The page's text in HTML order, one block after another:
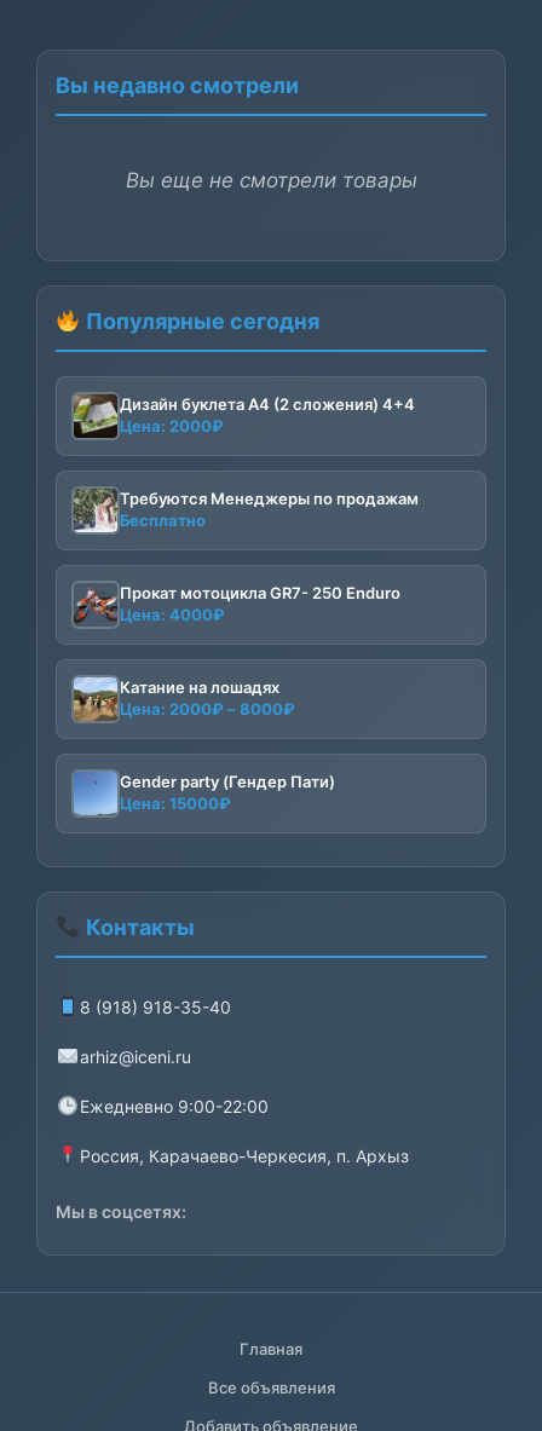
Вы недавно смотрели
Вы еще не смотрели товары
Популярные сегодня
Дизайн буклета А4 (2 сложения) 4+4
Цена: 2000₽
Требуются Менеджеры по продажам
Бесплатно
Прокат мотоцикла GR7- 250 Enduro
Цена: 4000₽
Катание на лошадях
Цена: 2000₽ –8000₽
2000₽
–
Gender party (Гендер Пати)
Цена: 15000₽
Контакты
8 (918) 918-35-40
arhiz@iceni.ru
Ежедневно 9:00-22:00
Россия, Карачаево-Черкесия, п. Архыз
Мы в соцсетях:
Главная
Все объявления
Добавить объявление